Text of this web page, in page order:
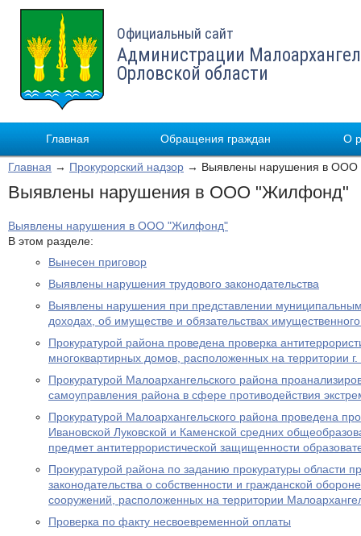
Официальный сайт
Администрации
Орловской области
Главная Обращения граждан О
Главная → Прокурорский надзор → Выявлены нарушения в
Выявлены нарушения в ООО "Жилфонд"
Выявлены нарушения в ООО "Жилфонд"
В этом разделе:
Вынесен приговор
Выявлены нарушения трудового законодательства
Выявлены нарушения при представлении
доходах, об имуществе и обязательствах
Прокуратурой района проведена проверка
многоквартирных домов, расположенных на территории
Прокуратурой Малоархангельского района
самоуправления района в сфере противодействия
Прокуратурой Малоархангельского района проведена
Ивановской Луковской и Каменской средних
предмет антитеррористической защищенности
Прокуратурой района по заданию прокуратуры области
законодательства о собственности и гражданской
сооружений, расположенных на территории
Проверка по факту несвоевременной оплаты